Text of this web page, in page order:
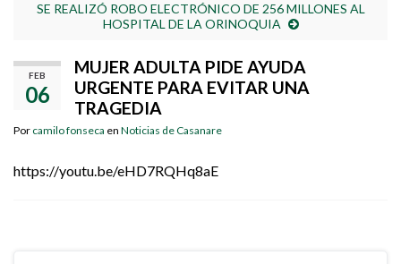
SE REALIZÓ ROBO ELECTRÓNICO DE 256 MILLONES AL
HOSPITAL DE LA ORINOQUIA
FEB
06
MUJER ADULTA PIDE AYUDA
URGENTE PARA EVITAR UNA
TRAGEDIA
Por camilo fonseca en Noticias de Casanare
https://youtu.be/eHD7RQHq8aE